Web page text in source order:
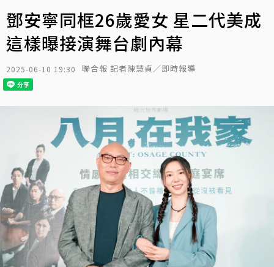
鄧安寧同框26歲愛女 星二代美成
這樣曝接演舞台劇內幕
2025-06-10 19:30 聯合報 記者陳慧貞／即時報導